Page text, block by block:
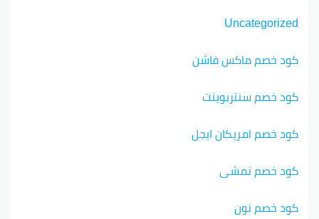
Uncategorized
كود خصم ماكس فاشن
كود خصم سنتربوينت
كود خصم امريكان ايجل
كود خصم نمشي
كود خصم نون